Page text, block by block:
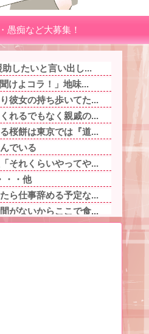
愚痴など大募集！
したいと言い出し...
けよコラ！」地味...
彼女の持ち歩いてた...
れるでもなく親戚の...
桜餅は東京では『道...
でいる
それくらいやってや...
・・他
ら仕事辞める予定な...
がないからここで食...
ｗｗｗｗ他